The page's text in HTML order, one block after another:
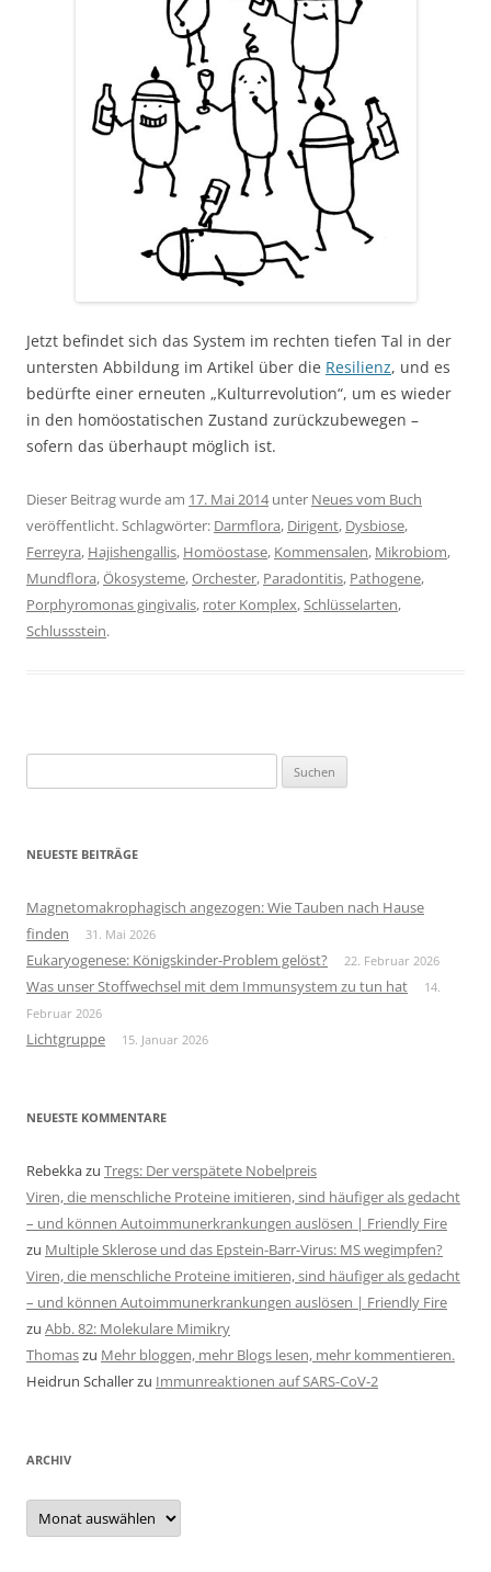
Jetzt befindet sich das System im rechten tiefen Tal in der
untersten Abbildung im Artikel über die Resilienz, und es
bedürfte einer erneuten „Kulturrevolution“, um es wieder
in den homöostatischen Zustand zurückzubewegen –
sofern das überhaupt möglich ist.
Dieser Beitrag wurde am 17. Mai 2014unter Neues vom Buch
veröffentlicht. Schlagwörter: Darmflora, Dirigent, Dysbiose,
Ferreyra, Hajishengallis, Homöostase, Kommensalen, Mikrobiom,
Mundflora,Ökosysteme,Orchester, Paradontitis, Pathogene,
Porphyromonas gingivalis, roter Komplex,Schlüsselarten,
Schlussstein.
nach:
NEUESTE BEITRÄGE
Magnetomakrophagisch angezogen: Wie Tauben nach Hause
finden
31. Mai 2026
Eukaryogenese: Königskinder-Problem gelöst? 22. Februar 2026
Was unser Stoffwechsel mit dem Immunsystem zu tun hat
14.
Februar 2026
Lichtgruppe 15. Januar 2026
NEUESTE KOMMENTARE
Rebekkazu Tregs: Der verspätete Nobelpreis
Viren, die menschliche Proteine imitieren, sind häufiger als gedacht
– und können Autoimmunerkrankungen auslösen | Friendly Fire
zu Multiple Sklerose und das Epstein-Barr-Virus: MS wegimpfen?
Viren, die menschliche Proteine imitieren, sind häufiger als gedacht
– und können Autoimmunerkrankungen auslösen | Friendly Fire
zu Abb. 82: Molekulare Mimikry
Thomaszu Mehr bloggen, mehr Blogs lesen, mehr kommentieren.
Heidrun Schallerzu Immunreaktionen auf SARS-CoV-2
ARCHIV
Archiv